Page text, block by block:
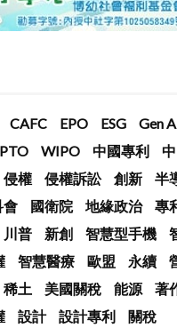
CAFC EPO ESG Gen
WIPO 中國專利
侵權 侵權訴訟 創新 半
會 國衛院 地緣政治 專
川普 新創 智慧型手機
智慧醫療 歐盟 永續
稀土 美國關稅 能源
著
設計 設計專利 關稅